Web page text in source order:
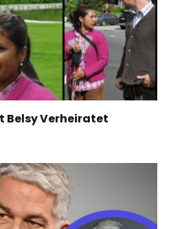
Belsy Verheiratet